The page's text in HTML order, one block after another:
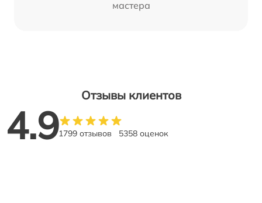
мастера
Отзывы клиентов
4.91799 отзывов 5358 оценок